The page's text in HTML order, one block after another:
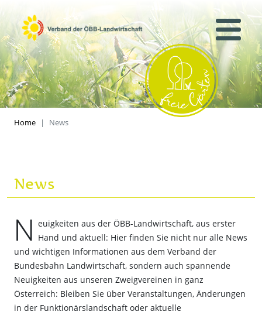
Home News
News
N euigkeiten aus der ÖBB-Landwirtschaft, aus erster
Hand und aktuell: Hier finden Sie nicht nur alle News
und wichtigen Informationen aus dem Verband der
Bundesbahn Landwirtschaft, sondern auch spannende
Neuigkeiten aus unseren Zweigvereinen in ganz
Österreich: Bleiben Sie über Veranstaltungen, Änderungen
in der Funktionärslandschaft oder aktuelle